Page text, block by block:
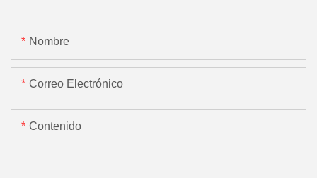
Nombre
Correo Electrónico
Contenido